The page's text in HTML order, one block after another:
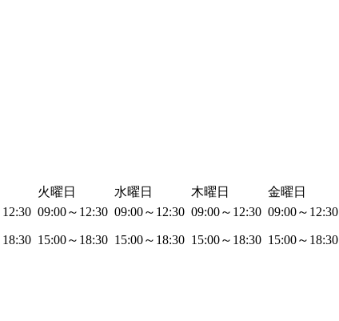
火曜日 水曜日 木曜日 金曜日
09:00～12:30 09:00～12:30 09:00～12:30 09:00～12:30
15:00～18:30 15:00～18:30 15:00～18:30 15:00～18:30